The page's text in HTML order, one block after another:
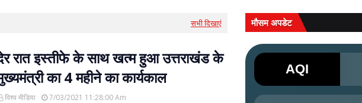
सभी दिखाएं
रात इस्तीफे के साथ खत्म हुआ उत्तराखंड के
का 4 महीने का कार्यकाल
विश्व मीडिया 7/03/2021 11:28:00 Am
मौसम अपडेट
AQI